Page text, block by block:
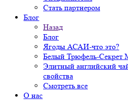
Стать партнером
Блог
Назад
Блог
Ягоды АСАИ-что это?
Белый Трюфель-Секрет
Элитный английский
свойства
Смотреть все
О нас